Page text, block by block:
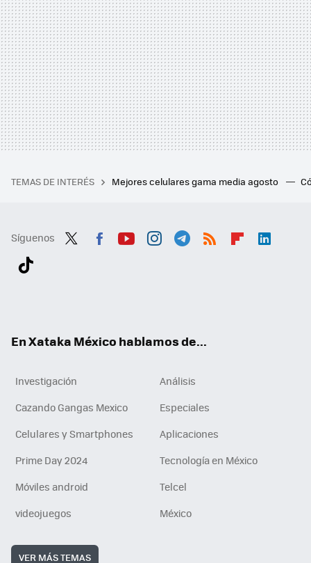
TEMAS DE INTERÉS Mejores celulares gama media agosto
Síguenos
En Xataka México hablamos de...
Investigación
Análisis
Cazando Gangas Mexico
Especiales
Celulares y Smartphones
Aplicaciones
Prime Day 2024
Tecnología en México
Móviles android
Telcel
videojuegos
México
VER MÁS TEMAS